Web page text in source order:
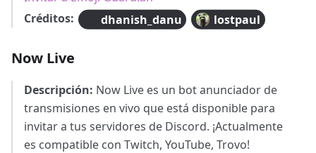
Créditos:
dhanish_danu lostpaul
Now Live
Descripción: Now Live es un bot anunciador de
transmisiones en vivo que está disponible para
invitar a tus servidores de Discord. ¡Actualmente
es compatible con Twitch, YouTube, Trovo!